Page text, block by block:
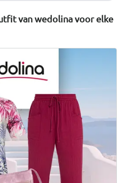
van wedolina voor elke